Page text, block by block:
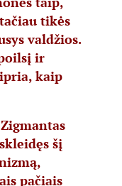
tikės
valdžios.
ir
kaip
šį
pačiais